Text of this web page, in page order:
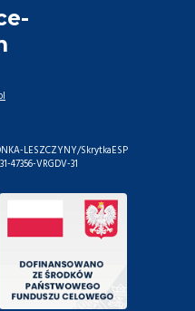
LESZCZYNY/SkrytkaESP
47356-VRGDV-31